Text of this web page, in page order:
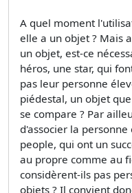
A quel moment
elle a un objet ? Mais
un objet, est-ce
héros, une star, qui
pas leur personne
piédestal, un objet
se compare ? Par
d'associer la
people, qui ont un
au propre comme au
considèrent-ils pas
objets ? Il convient